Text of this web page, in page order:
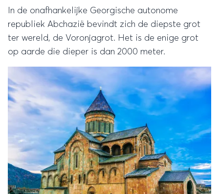
In de onafhankelijke Georgische autonome
republiek Abchazië bevindt zich de diepste grot
ter wereld, de Voronjagrot. Het is de enige grot
op aarde die dieper is dan 2000 meter.